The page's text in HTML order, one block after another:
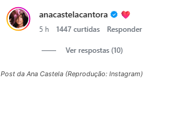
Post da Ana Castela (Reprodução: Instagram)